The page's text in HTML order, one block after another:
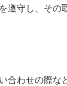
遵守し、その
わせの際な